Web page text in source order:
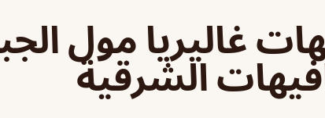
غاليريا مول
الشرقية